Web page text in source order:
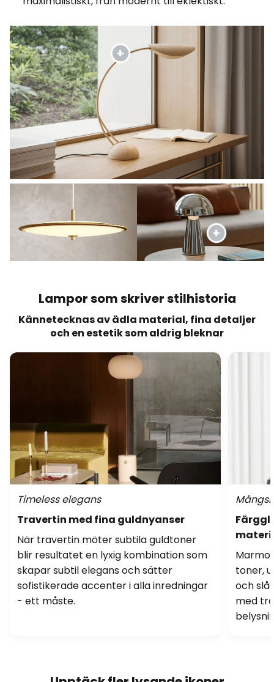
Lampor som skriver stilhistoria
Kännetecknas av ädla material, fina detaljer
och en estetik som aldrig bleknar
Timeless elegans
Travertin med fina guldnyanser
När travertin möter subtila guldtoner
blir resultatet en lyxig kombination som
skapar subtil elegans och sätter
sofistikerade accenter i alla inredningar
- ett måste.
toner,
och
med